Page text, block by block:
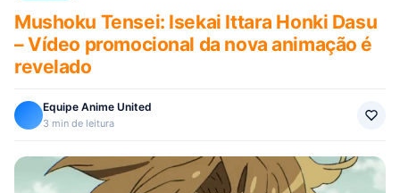
Mushoku Tensei: Isekai Ittara Honki Dasu
– Vídeo promocional da nova animação é
revelado
Equipe Anime United
3 min de leitura